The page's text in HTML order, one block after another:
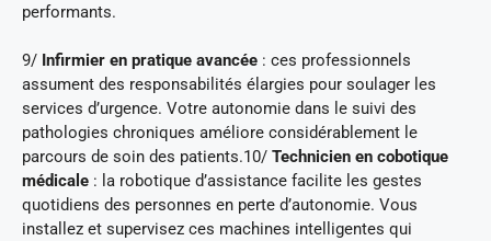
performants.
9/ Infirmier en pratique avancée : ces professionnels
assument des responsabilités élargies pour soulager les
services d’urgence. Votre autonomie dans le suivi des
pathologies chroniques améliore considérablement le
parcours de soin des patients.10/ Technicien en cobotique
médicale : la robotique d’assistance facilite les gestes
quotidiens des personnes en perte d’autonomie. Vous
installez et supervisez ces machines intelligentes qui